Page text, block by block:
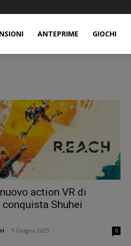
ANTEPRIME GIOCHI
action VR di
conquista Shuhei
9 Giugno 2025 0